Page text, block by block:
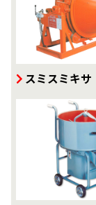
スミスミキサ